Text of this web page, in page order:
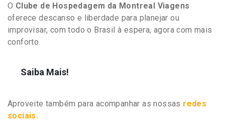
O Clube de Hospedagem da Montreal Viagens
oferece descanso e liberdade para planejar ou
improvisar, com todo o Brasil à espera, agora com mais
conforto.
Saiba Mais!
Aproveite também para acompanhar as nossas redes
sociais.